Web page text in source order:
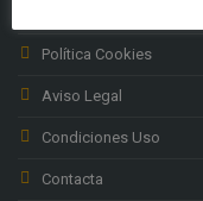
Política Cookies
Aviso Legal
Condiciones Uso
Contacta